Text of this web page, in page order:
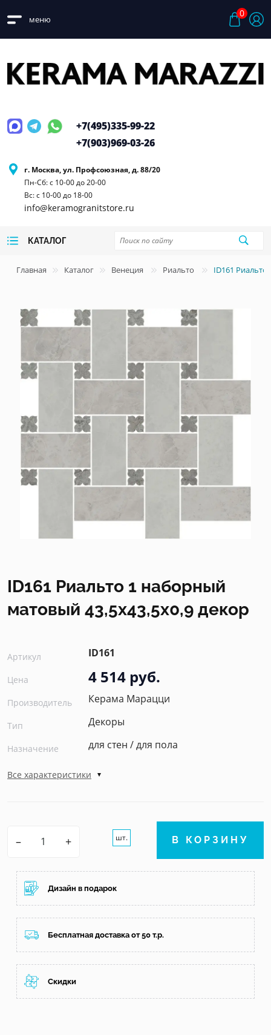
меню
0
г. Москва, ул. Профсоюзная, д. 88/20
Пн-Сб: с 10-00 до 20-00
Вс: с 10-00 до 18-00
info@keramogranitstore.ru
+7(495)335-99-22
+7(903)969-03-26
КАТАЛОГ
Главная Каталог Венеция Риальто ID161
ID161 Риальто 1 наборный
матовый 43,5x43,5x0,9 декор
Артикул ID161
Цена 4 514 руб.
Производитель Керама Марацци
Тип Декоры
Назначение для стен / для пола
Все характеристики
– + шт. В КОРЗИНУ
Дизайн в подарок
Бесплатная доставка от 50 т.р.
Скидки